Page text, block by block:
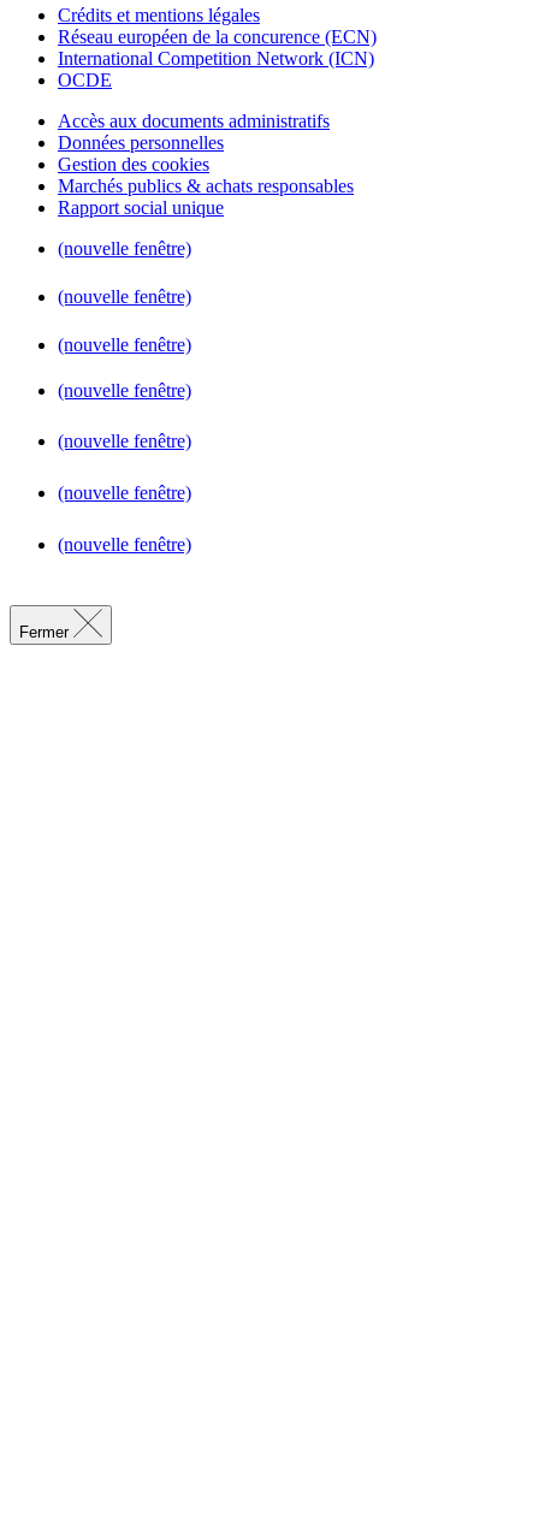
Crédits et mentions légales
Réseau européen de la concurence (ECN)
International Competition Network (ICN)
OCDE
Accès aux documents administratifs
Données personnelles
Gestion des cookies
Marchés publics & achats responsables
Rapport social unique
(nouvelle fenêtre)
(nouvelle fenêtre)
(nouvelle fenêtre)
(nouvelle fenêtre)
(nouvelle fenêtre)
(nouvelle fenêtre)
(nouvelle fenêtre)
Fermer